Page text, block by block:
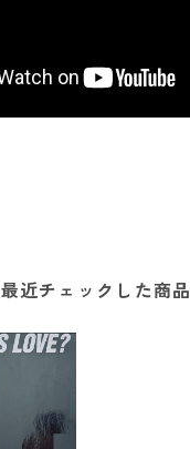
最近チェックした商品